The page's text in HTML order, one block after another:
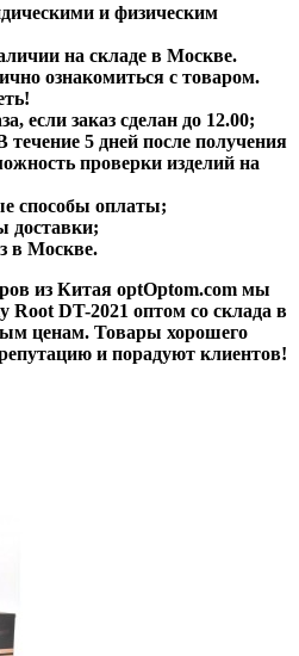
и физическим
на складе в Москве.
ознакомиться с товаром.
если заказ сделан до 12.00;
течение 5 дней после получения
проверки изделий на
способы оплаты;
доставки;
в Москве.
из Китая optOptom.com мы
Root DT-2021 оптом со склада в
ценам. Товары хорошего
и порадуют клиентов!